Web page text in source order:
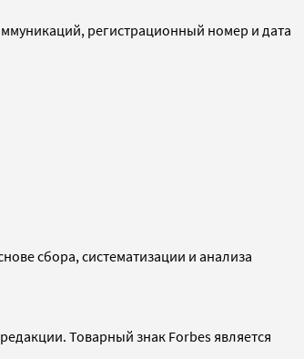
регистрационный номер и дата
сбора, систематизации и анализа
Товарный знак Forbes является